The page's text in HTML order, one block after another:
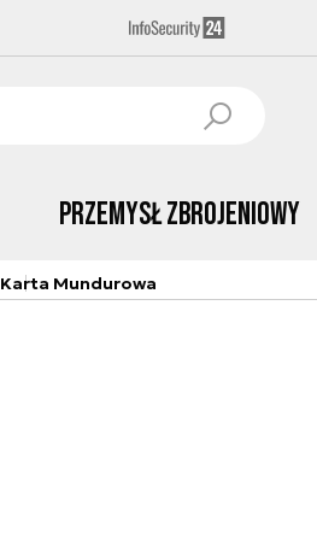
Przemysł Zbrojeniowy
Karta Mundurowa